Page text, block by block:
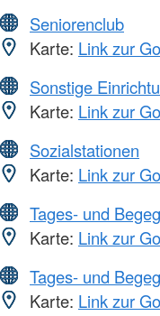
Seniorenclub
Karte: Link zur
Sonstige
Karte: Link zur
Sozialstationen
Karte: Link zur
Tages- und
Karte: Link zur
Tages- und
Karte: Link zur